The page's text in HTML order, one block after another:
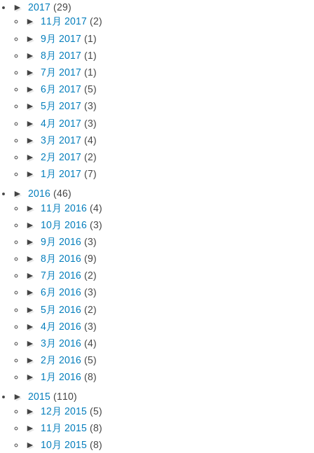
► 2017 (29)
► 11月 2017 (2)
► 9月 2017 (1)
► 8月 2017 (1)
► 7月 2017 (1)
► 6月 2017 (5)
► 5月 2017 (3)
► 4月 2017 (3)
► 3月 2017 (4)
► 2月 2017 (2)
► 1月 2017 (7)
► 2016 (46)
► 11月 2016 (4)
► 10月 2016 (3)
► 9月 2016 (3)
► 8月 2016 (9)
► 7月 2016 (2)
► 6月 2016 (3)
► 5月 2016 (2)
► 4月 2016 (3)
► 3月 2016 (4)
► 2月 2016 (5)
► 1月 2016 (8)
► 2015 (110)
► 12月 2015 (5)
► 11月 2015 (8)
► 10月 2015 (8)